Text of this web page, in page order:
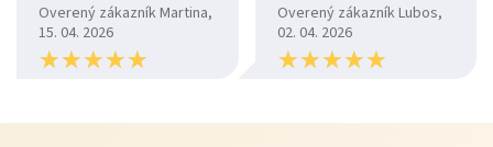
Overený zákazník Martina,
15. 04. 2026
★★★★★
★★★★★
Overený zákazník Lubos,
02. 04. 2026
★★★★★
★★★★★